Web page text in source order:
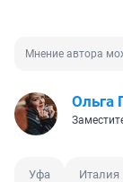
Мнение автора
Ольга
Уфа Италия